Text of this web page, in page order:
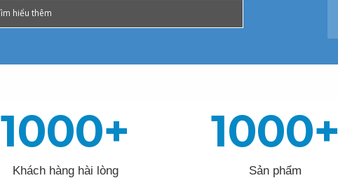
hiểu thêm
1000+
Khách hàng hài lòng
1000+
Sản phẩm